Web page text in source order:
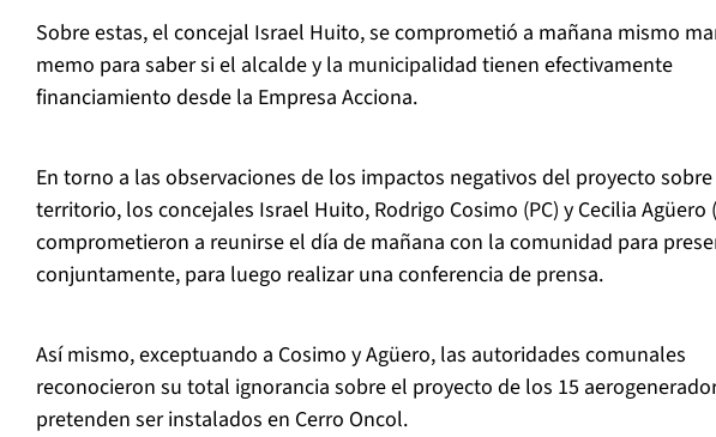
Sobre estas, el concejal Israel Huito, se comprometió a mañana mismo
memo para saber si el alcalde y la municipalidad tienen efectivamente
financiamiento desde la Empresa Acciona.
En torno a las observaciones de los impactos negativos del proyecto
territorio, los concejales Israel Huito, Rodrigo Cosimo (PC) y Cecilia Agüero
comprometieron a reunirse el día de mañana con la comunidad para
conjuntamente, para luego realizar una conferencia de prensa.
Así mismo, exceptuando a Cosimo y Agüero, las autoridades comunales
reconocieron su total ignorancia sobre el proyecto de los 15
pretenden ser instalados en Cerro Oncol.